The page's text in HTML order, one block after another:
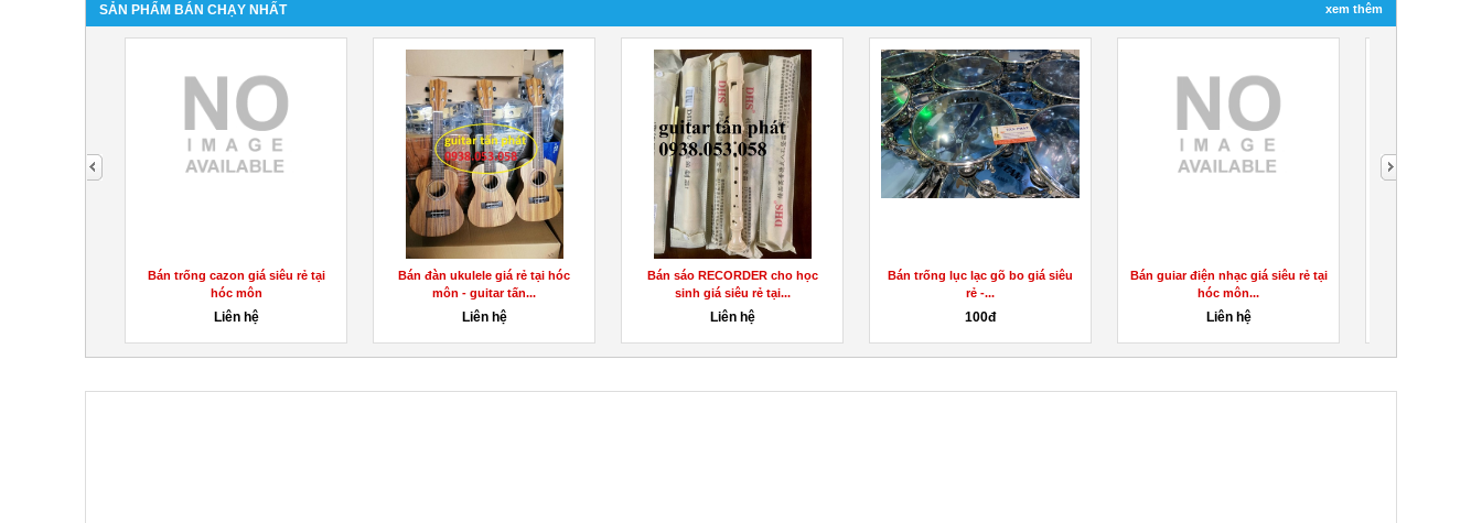
SẢN PHẨM BÁN CHẠY NHẤT xem thêm
Bán trống cazon giá siêu rẻ tại
hóc môn
Liên hệ
Bán đàn ukulele giá rẻ tại hóc
môn - guitar tấn...
Liên hệ
Bán sáo RECORDER cho học
sinh giá siêu rẻ tại...
Liên hệ
Bán trống lục lạc gõ bo giá siêu
rẻ -...
100đ
Bán guiar điện nhạc giá siêu rẻ tại
hóc môn...
Liên hệ
next